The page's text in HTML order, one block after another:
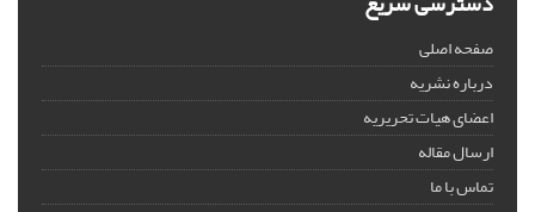
صفحه اصلی
درباره نشریه
اعضای هیات تحریریه
ارسال مقاله
تماس با ما